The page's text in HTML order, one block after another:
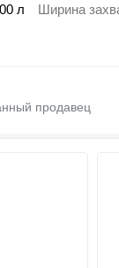
л Ширина